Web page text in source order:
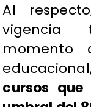
Al
vigencia
momento
cursos